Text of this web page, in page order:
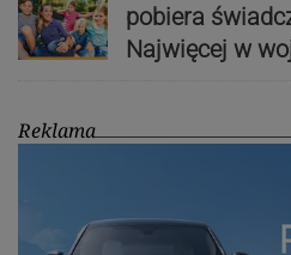
pobiera
Najwięcej w
Reklama